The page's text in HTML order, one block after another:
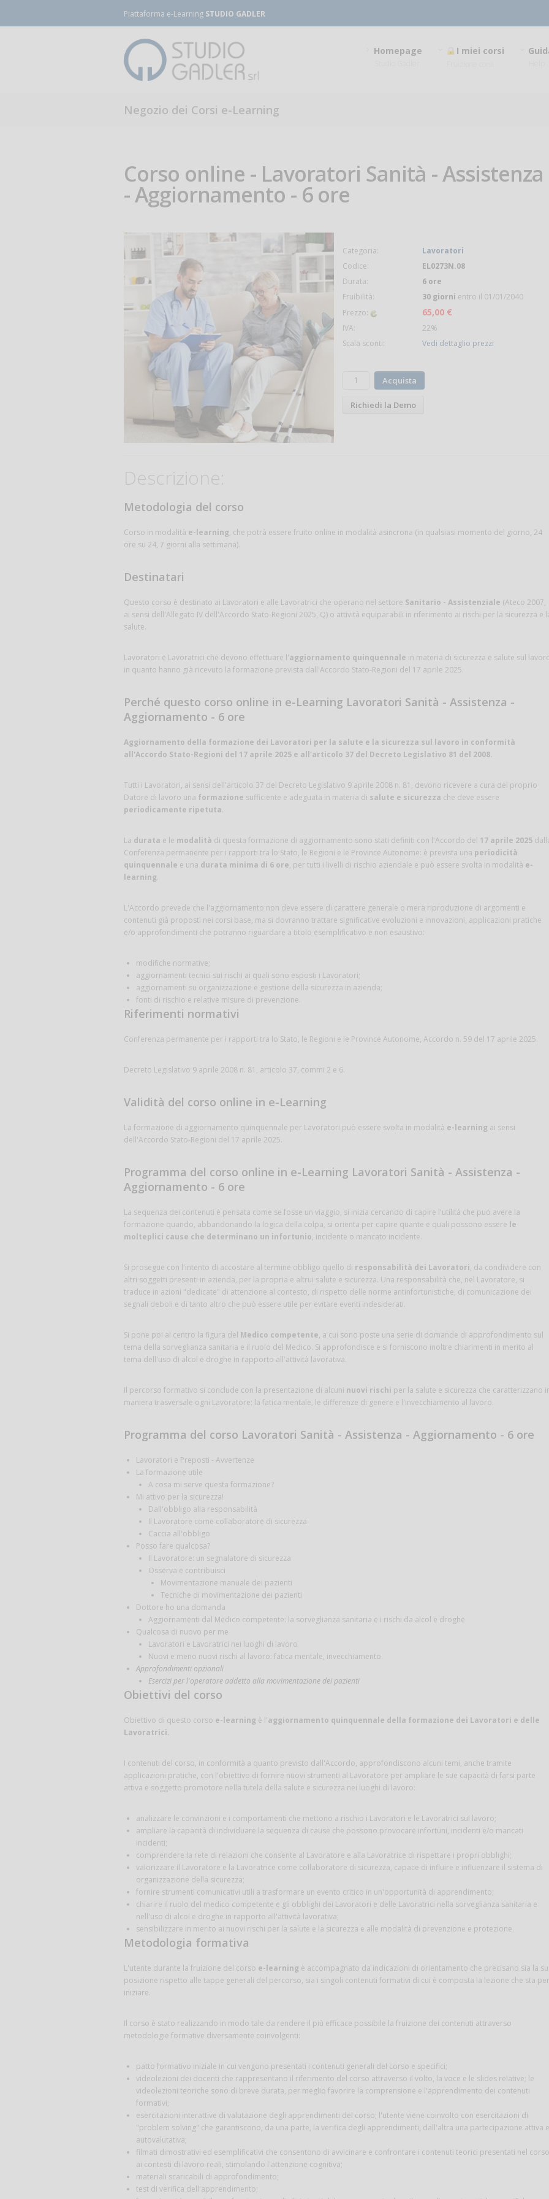
Piattaforma e-Learning STUDIO GADLER
Homepage I miei corsi
Negozio dei Corsi e-Learning
Corso online - Lavoratori Sanità - Assistenza
- Aggiornamento - 6 ore
Categoria:
Lavoratori
Codice:
EL0273N.08
Durata:
6 ore
Fruibilità:
30 giorni entro il 01/01/2040
Prezzo:
65,00 €
IVA:
22%
Scala sconti:
Vedi dettaglio prezzi
Acquista
Richiedi la Demo
Descrizione:
Metodologia del corso
Corso in modalità e-learning, che potrà essere fruito online in modalità asincrona (in qualsiasi momento del giorno, 24
ore su 24, 7 giorni alla settimana).
Destinatari
Questo corso è destinato ai Lavoratori e alle Lavoratrici che operano nel settore Sanitario - Assistenziale (Ateco 2007,
ai sensi dell'Allegato IV dell'Accordo Stato-Regioni 2025, Q) o attività equiparabili in riferimento ai rischi per la sicurezza e
salute.
Lavoratori e Lavoratrici che devono effettuare l'aggiornamento quinquennale in materia di sicurezza e salute sul
in quanto hanno già ricevuto la formazione prevista dall'Accordo Stato-Regioni del 17 aprile 2025.
Perché questo corso online in e-Learning Lavoratori Sanità - Assistenza -
Aggiornamento - 6 ore
Aggiornamento della formazione dei Lavoratori per la salute e la sicurezza sul lavoro in conformità
all'Accordo Stato-Regioni del 17 aprile 2025 e all'articolo 37 del Decreto Legislativo 81 del 2008.
Tutti i Lavoratori, ai sensi dell'articolo 37 del Decreto Legislativo 9 aprile 2008 n. 81, devono ricevere a cura del proprio
Datore di lavoro una formazione sufficiente e adeguata in materia di salute e sicurezza che deve essere
periodicamente ripetuta.
La durata e le modalità di questa formazione di aggiornamento sono stati definiti con l'Accordo del 17 aprile 2025
Conferenza permanente per i rapporti tra lo Stato, le Regioni e le Province Autonome: è prevista una periodicità
quinquennale e una durata minima di 6 ore, per tutti i livelli di rischio aziendale e può essere svolta in modalità e-
learning.
L'Accordo prevede che l'aggiornamento non deve essere di carattere generale o mera riproduzione di argomenti e
contenuti già proposti nei corsi base, ma si dovranno trattare significative evoluzioni e innovazioni, applicazioni pratiche
e/o approfondimenti che potranno riguardare a titolo esemplificativo e non esaustivo:
modifiche normative;
aggiornamenti tecnici sui rischi ai quali sono esposti i Lavoratori;
aggiornamenti su organizzazione e gestione della sicurezza in azienda;
fonti di rischio e relative misure di prevenzione.
Riferimenti normativi
Conferenza permanente per i rapporti tra lo Stato, le Regioni e le Province Autonome, Accordo n. 59 del 17 aprile 2025.
Decreto Legislativo 9 aprile 2008 n. 81, articolo 37, commi 2 e 6.
Validità del corso online in e-Learning
La formazione di aggiornamento quinquennale per Lavoratori può essere svolta in modalità e-learning ai sensi
dell'Accordo Stato-Regioni del 17 aprile 2025.
Programma del corso online in e-Learning Lavoratori Sanità - Assistenza -
Aggiornamento - 6 ore
La sequenza dei contenuti è pensata come se fosse un viaggio, si inizia cercando di capire l'utilità che può avere la
formazione quando, abbandonando la logica della colpa, si orienta per capire quante e quali possono essere le
molteplici cause che determinano un infortunio, incidente o mancato incidente.
Si prosegue con l'intento di accostare al termine obbligo quello di responsabilità dei Lavoratori, da condividere con
altri soggetti presenti in azienda, per la propria e altrui salute e sicurezza. Una responsabilità che, nel Lavoratore, si
traduce in azioni "dedicate" di attenzione al contesto, di rispetto delle norme antinfortunistiche, di comunicazione dei
segnali deboli e di tanto altro che può essere utile per evitare eventi indesiderati.
Si pone poi al centro la figura del Medico competente, a cui sono poste una serie di domande di approfondimento sul
tema della sorveglianza sanitaria e il ruolo del Medico. Si approfondisce e si forniscono inoltre chiarimenti in merito al
tema dell'uso di alcol e droghe in rapporto all'attività lavorativa.
Il percorso formativo si conclude con la presentazione di alcuni nuovi rischi per la salute e sicurezza che caratterizzano
maniera trasversale ogni Lavoratore: la fatica mentale, le differenze di genere e l'invecchiamento al lavoro.
Programma del corso Lavoratori Sanità - Assistenza - Aggiornamento - 6 ore
Lavoratori e Preposti - Avvertenze
La formazione utile
A cosa mi serve questa formazione?
Mi attivo per la sicurezza!
Dall'obbligo alla responsabilità
Il Lavoratore come collaboratore di sicurezza
Caccia all'obbligo
Posso fare qualcosa?
Il Lavoratore: un segnalatore di sicurezza
Osserva e contribuisci
Movimentazione manuale dei pazienti
Tecniche di movimentazione dei pazienti
Dottore ho una domanda
Aggiornamenti dal Medico competente: la sorveglianza sanitaria e i rischi da alcol e droghe
Qualcosa di nuovo per me
Lavoratori e Lavoratrici nei luoghi di lavoro
Nuovi e meno nuovi rischi al lavoro: fatica mentale, invecchiamento.
Approfondimenti opzionali
Esercizi per l'operatore addetto alla movimentazione dei pazienti
Obiettivi del corso
Obiettivo di questo corso e-learning è l'aggiornamento quinquennale della formazione dei Lavoratori e delle
Lavoratrici.
I contenuti del corso, in conformità a quanto previsto dall'Accordo, approfondiscono alcuni temi, anche tramite
applicazioni pratiche, con l'obiettivo di fornire nuovi strumenti al Lavoratore per ampliare le sue capacità di farsi parte
attiva e soggetto promotore nella tutela della salute e sicurezza nei luoghi di lavoro:
analizzare le convinzioni e i comportamenti che mettono a rischio i Lavoratori e le Lavoratrici sul lavoro;
ampliare la capacità di individuare la sequenza di cause che possono provocare infortuni, incidenti e/o mancati
incidenti;
comprendere la rete di relazioni che consente al Lavoratore e alla Lavoratrice di rispettare i propri obblighi;
valorizzare il Lavoratore e la Lavoratrice come collaboratore di sicurezza, capace di influire e influenzare il sistema di
organizzazione della sicurezza;
fornire strumenti comunicativi utili a trasformare un evento critico in un'opportunità di apprendimento;
chiarire il ruolo del medico competente e gli obblighi dei Lavoratori e delle Lavoratrici nella sorveglianza sanitaria e
nell'uso di alcol e droghe in rapporto all'attività lavorativa;
sensibilizzare in merito ai nuovi rischi per la salute e la sicurezza e alle modalità di prevenzione e protezione.
Metodologia formativa
L'utente durante la fruizione del corso e-learning è accompagnato da indicazioni di orientamento che precisano sia la
posizione rispetto alle tappe generali del percorso, sia i singoli contenuti formativi di cui è composta la lezione che sta per
iniziare.
Il corso è stato realizzando in modo tale da rendere il più efficace possibile la fruizione dei contenuti attraverso
metodologie formative diversamente coinvolgenti:
patto formativo iniziale in cui vengono presentati i contenuti generali del corso e specifici;
videolezioni dei docenti che rappresentano il riferimento del corso attraverso il volto, la voce e le slides relative; le
videolezioni teoriche sono di breve durata, per meglio favorire la comprensione e l'apprendimento dei contenuti
formativi;
esercitazioni interattive di valutazione degli apprendimenti del corso; l'utente viene coinvolto con esercitazioni di
"problem solving" che garantiscono, da una parte, la verifica degli apprendimenti, dall'altra una partecipazione attiva e
autovalutativa;
filmati dimostrativi ed esemplificativi che consentono di avvicinare e confrontare i contenuti teorici presentati nel corso
ai contesti di lavoro reali, stimolando l'attenzione cognitiva;
materiali scaricabili di approfondimento;
test di verifica dell'apprendimento;